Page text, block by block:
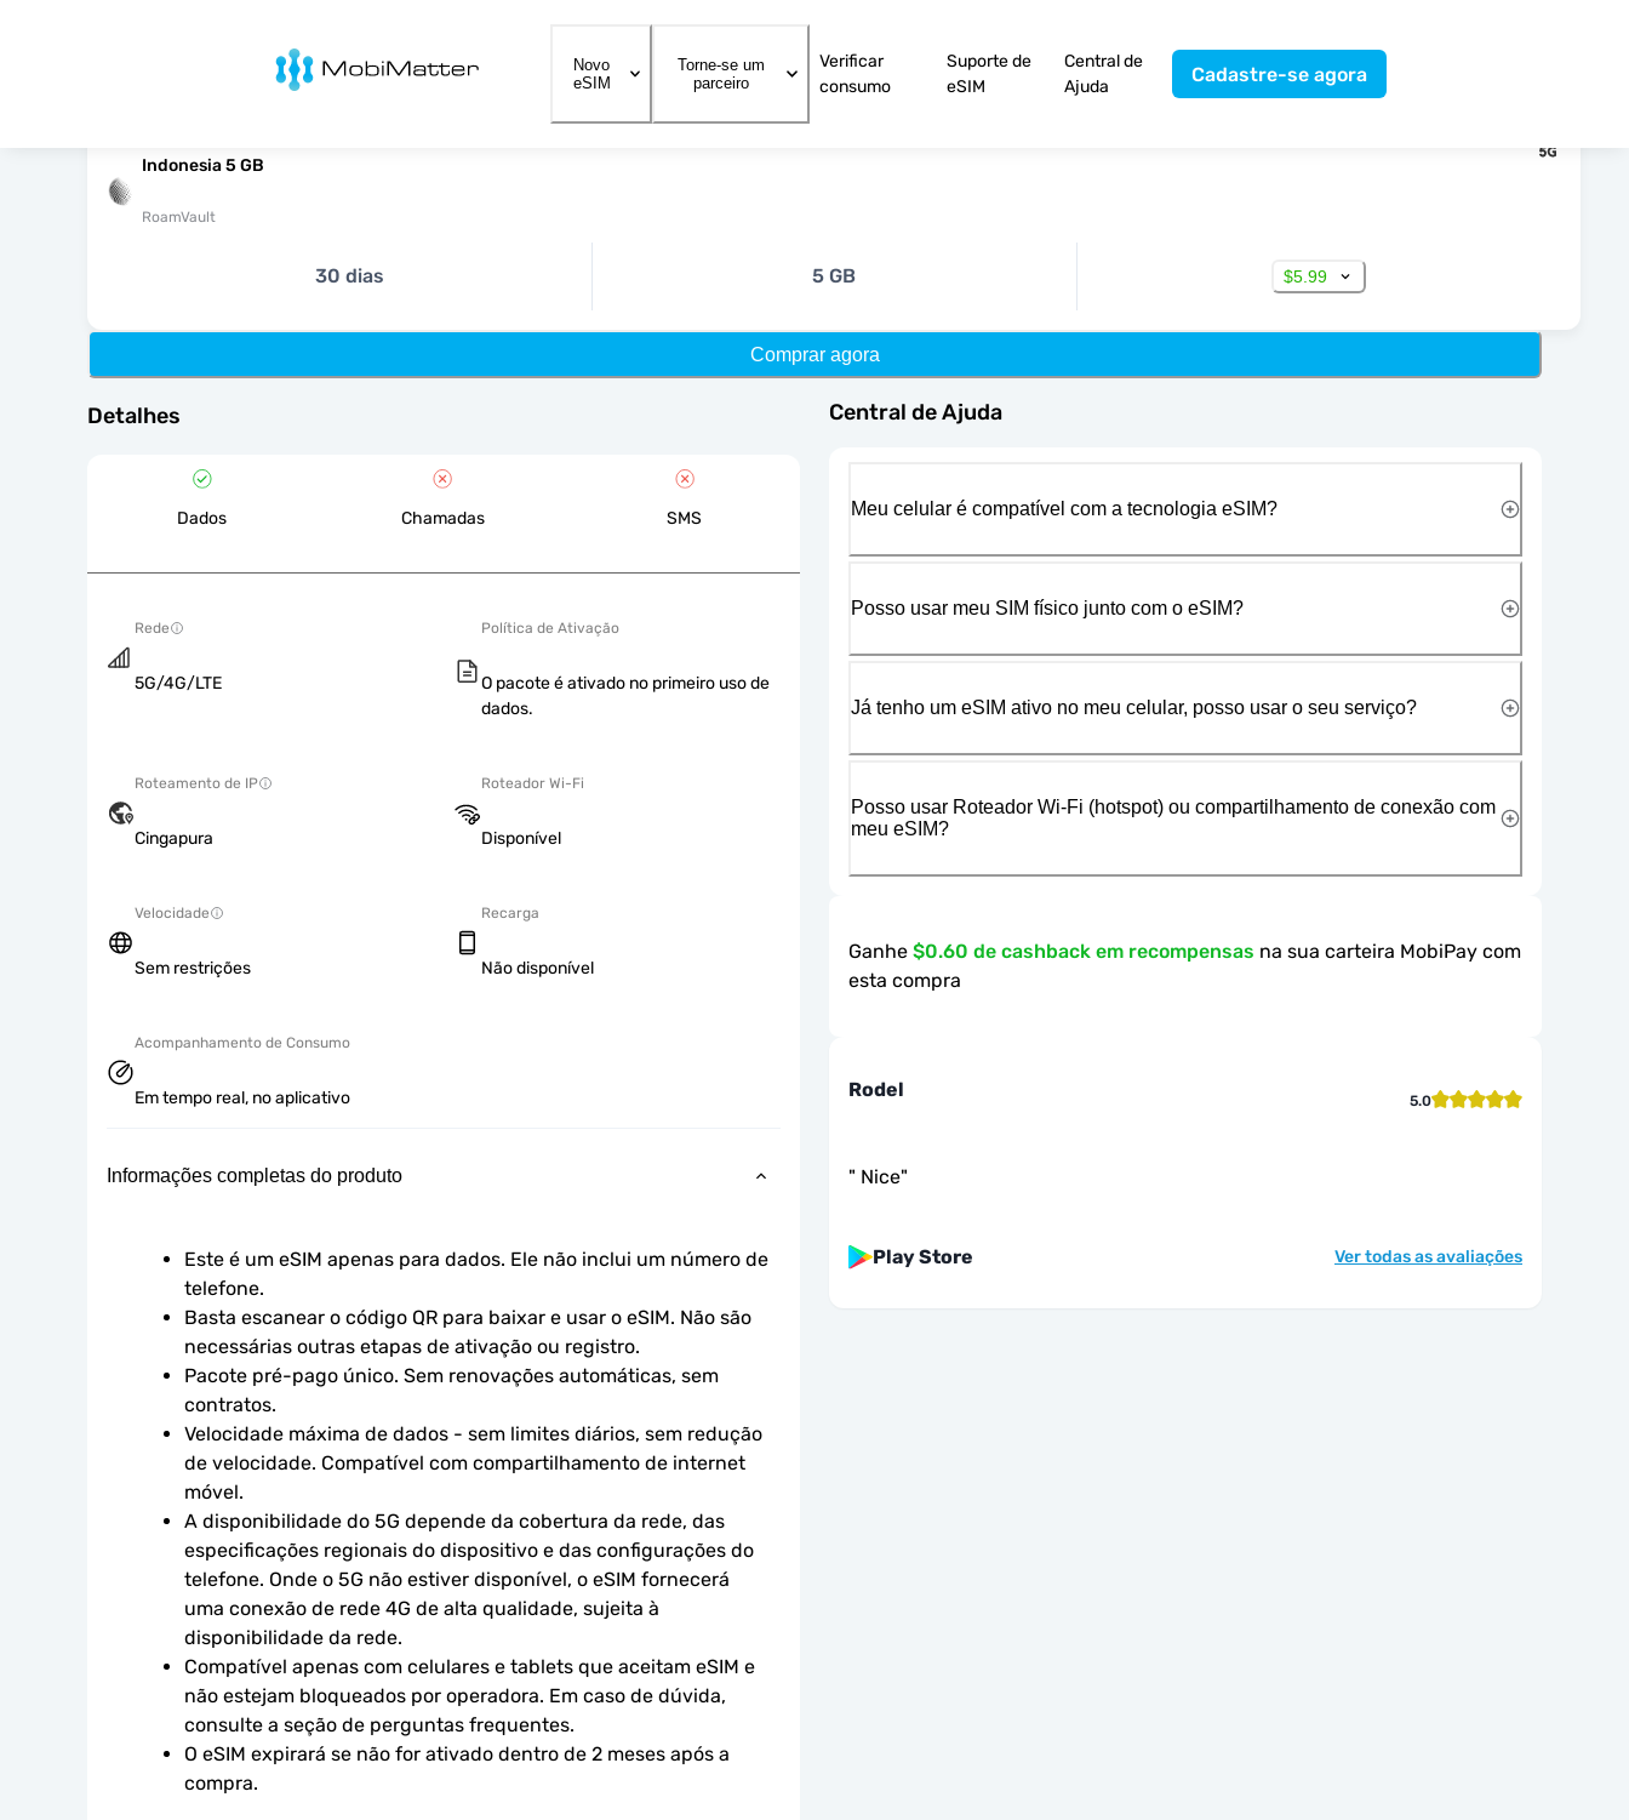
MobiMatter
Novo
eSIM
Torne-se um
parceiro
Verificar
consumo
Suporte de
eSIM
Central de
Ajuda
Cadastre-se agora
Indonesia 5 GB
RoamVault
30 dias 5 GB $5.99
Comprar agora
Detalhes
Dados Chamadas SMS
Rede
5G/4G/LTE
Política de Ativação
O pacote é ativado no primeiro uso de
dados.
Roteamento de IP
Cingapura
Roteador Wi-Fi
Disponível
Velocidade
Sem restrições
Recarga
Não disponível
Acompanhamento de Consumo
Em tempo real, no aplicativo
Informações completas do produto
Este é um eSIM apenas para dados. Ele não inclui um número de
telefone.
Basta escanear o código QR para baixar e usar o eSIM. Não são
necessárias outras etapas de ativação ou registro.
Pacote pré-pago único. Sem renovações automáticas, sem
contratos.
Velocidade máxima de dados - sem limites diários, sem redução
de velocidade. Compatível com compartilhamento de internet
móvel.
A disponibilidade do 5G depende da cobertura da rede, das
especificações regionais do dispositivo e das configurações do
telefone. Onde o 5G não estiver disponível, o eSIM fornecerá
uma conexão de rede 4G de alta qualidade, sujeita à
disponibilidade da rede.
Compatível apenas com celulares e tablets que aceitam eSIM e
não estejam bloqueados por operadora. Em caso de dúvida,
consulte a seção de perguntas frequentes.
O eSIM expirará se não for ativado dentro de 2 meses após a
compra.
Central de Ajuda
Meu celular é compatível com a tecnologia eSIM?
Posso usar meu SIM físico junto com o eSIM?
Já tenho um eSIM ativo no meu celular, posso usar o seu serviço?
Posso usar Roteador Wi-Fi (hotspot) ou compartilhamento de conexão com
meu eSIM?
Ganhe $0.60 de cashback em recompensas na sua carteira MobiPay com
esta compra
Rodel 5.0
" Nice"
Play Store Ver todas as avaliações